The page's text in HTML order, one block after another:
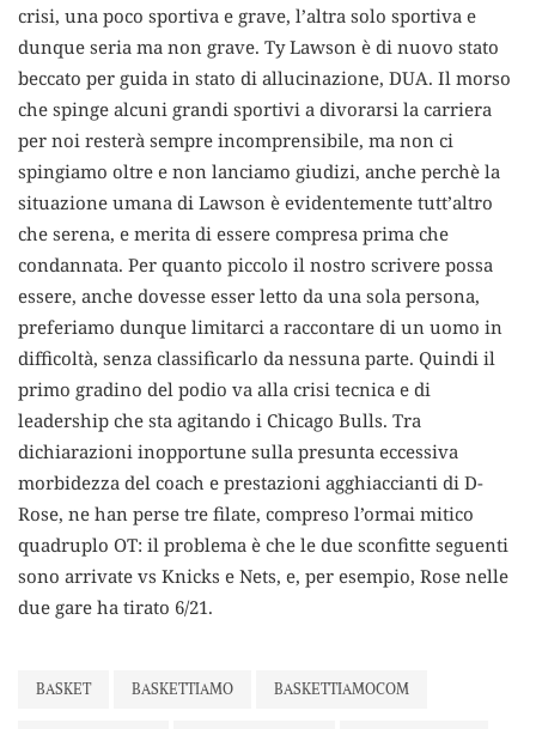
crisi, una poco sportiva e grave, l’altra solo sportiva e
dunque seria ma non grave. Ty Lawson è di nuovo stato
beccato per guida in stato di allucinazione, DUA. Il morso
che spinge alcuni grandi sportivi a divorarsi la carriera
per noi resterà sempre incomprensibile, ma non ci
spingiamo oltre e non lanciamo giudizi, anche perchè la
situazione umana di Lawson è evidentemente tutt’altro
che serena, e merita di essere compresa prima che
condannata. Per quanto piccolo il nostro scrivere possa
essere, anche dovesse esser letto da una sola persona,
preferiamo dunque limitarci a raccontare di un uomo in
difficoltà, senza classificarlo da nessuna parte. Quindi il
primo gradino del podio va alla crisi tecnica e di
leadership che sta agitando i Chicago Bulls. Tra
dichiarazioni inopportune sulla presunta eccessiva
morbidezza del coach e prestazioni agghiaccianti di D-
Rose, ne han perse tre filate, compreso l’ormai mitico
quadruplo OT: il problema è che le due sconfitte seguenti
sono arrivate vs Knicks e Nets, e, per esempio, Rose nelle
due gare ha tirato 6/21.
BASKET BASKETTIAMO BASKETTIAMOCOM